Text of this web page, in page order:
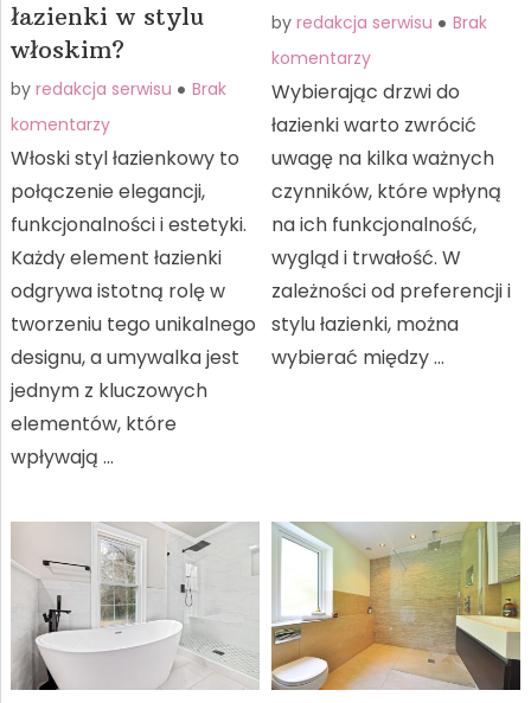
łazienki w stylu
włoskim?
by redakcja serwisu
Brak
komentarzy
Włoski styl łazienkowy to
połączenie elegancji,
funkcjonalności i estetyki.
Każdy element łazienki
odgrywa istotną rolę w
tworzeniu tego unikalnego
designu, a umywalka jest
jednym z kluczowych
elementów, które
wpływają …
byredakcja serwisu
Brak
komentarzy
Wybierając drzwi do
łazienki warto zwrócić
uwagę na kilka ważnych
czynników, które wpłyną
na ich funkcjonalność,
wygląd i trwałość. W
zależności od preferencji i
stylu łazienki, można
wybierać między …